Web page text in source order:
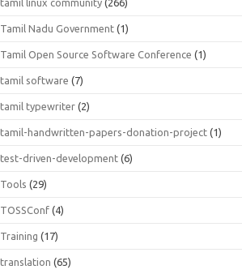
Tamil Nadu Government (1)
Tamil Open Source Software Conference (1)
tamil software (7)
tamil typewriter (2)
tamil-handwritten-papers-donation-project (1)
test-driven-development (6)
Tools (29)
TOSSConf (4)
Training (17)
translation (65)